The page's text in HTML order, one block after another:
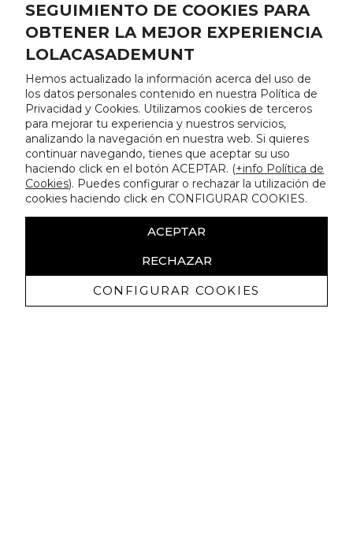
SEGUIMIENTO DE COOKIES PARA
OBTENER LA MEJOR EXPERIENCIA
LOLACASADEMUNT
Hemos actualizado la información acerca del uso de
los datos personales contenido en nuestra Política de
Privacidad y Cookies. Utilizamos cookies de terceros
para mejorar tu experiencia y nuestros servicios,
analizando la navegación en nuestra web. Si quieres
continuar navegando, tienes que aceptar su uso
haciendo click en el botón ACEPTAR. (+info Política de
Cookies). Puedes configurar o rechazar la utilización de
cookies haciendo click en CONFIGURAR COOKIES.
ACEPTAR
RECHAZAR
CONFIGURAR COOKIES